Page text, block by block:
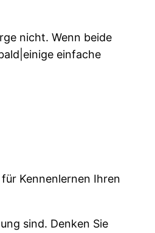
nicht. Wenn beide
einfache
Kennenlernen Ihren
sind. Denken Sie